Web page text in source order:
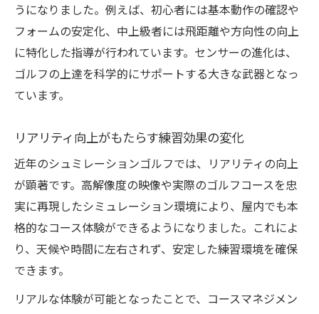
シュミレーションゴルフ導入で収益向上を
目指す方法
収益化に重要なシュミレーションゴルフ運
営の工夫点
シュミレーションゴルフと市場規模から見
る収益性
儲からないリスクを抑えるシュミレーショ
ンゴルフ戦略
市場規模の拡大が後押しする将来性を探る
うになりました。例えば、初心者には基本動作の確認や
フォームの安定化、中上級者には飛距離や方向性の向上
に特化した指導が行われています。センサーの進化は、
ゴルフの上達を科学的にサポートする大きな武器となっ
ています。
リアリティ向上がもたらす練習効果の変化
近年のシュミレーションゴルフでは、リアリティの向上
が顕著です。高解像度の映像や実際のゴルフコースを忠
実に再現したシミュレーション環境により、屋内でも本
格的なコース体験ができるようになりました。これによ
り、天候や時間に左右されず、安定した練習環境を確保
できます。
リアルな体験が可能となったことで、コースマネジメン